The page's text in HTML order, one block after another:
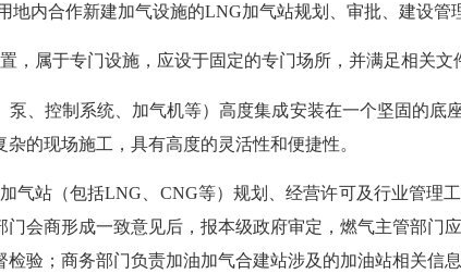
合作新建加气设施的LNG加气站规划、审批、建设管
于专门设施，应设于固定的专门场所，并满足相关文
控制系统、加气机等）高度集成安装在一个坚固的底
的现场施工，具有高度的灵活性和便捷性。
站（包括LNG、CNG等）规划、经营许可及行业管理工
会商形成一致意见后，报本级政府审定，燃气主管部门
验；商务部门负责加油加气合建站涉及的加油站相关信